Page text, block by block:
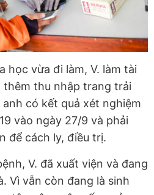
học vừa đi làm, V. làm tài
thêm thu nhập trang trải
có kết quả xét nghiệm
vào ngày 27/9 và phải
để cách ly, điều trị.
V. đã xuất viện và đang
Vì vẫn còn đang là sinh